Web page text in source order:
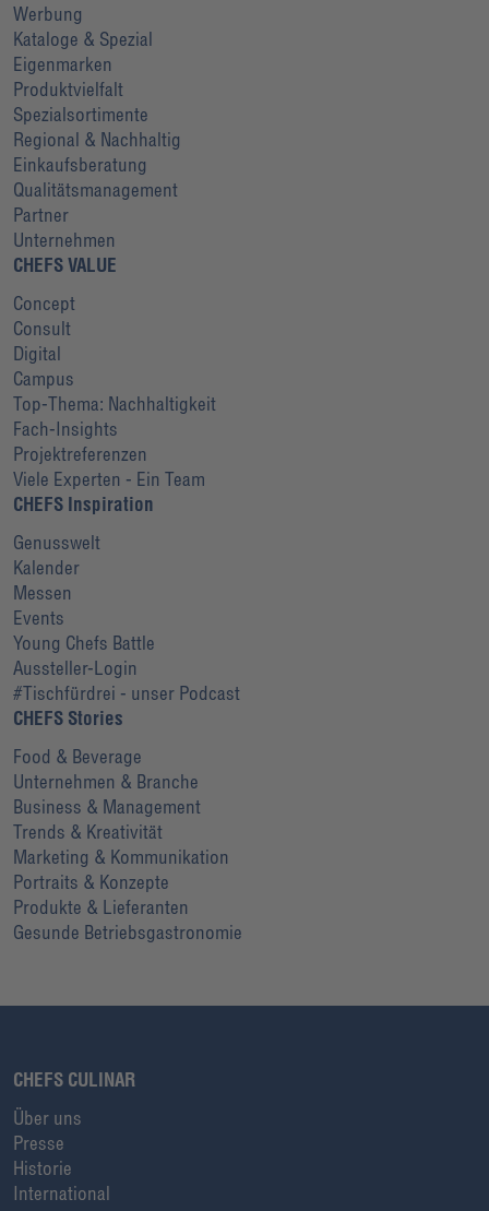
Werbung
Kataloge & Spezial
Eigenmarken
Produktvielfalt
Spezialsortimente
Regional & Nachhaltig
Einkaufsberatung
Qualitätsmanagement
Partner
Unternehmen
CHEFS VALUE
Concept
Consult
Digital
Campus
Top-Thema: Nachhaltigkeit
Fach-Insights
Projektreferenzen
Viele Experten - Ein Team
CHEFS Inspiration
Genusswelt
Kalender
Messen
Events
Young Chefs Battle
Aussteller-Login
#Tischfürdrei - unser Podcast
CHEFS Stories
Food & Beverage
Unternehmen & Branche
Business & Management
Trends & Kreativität
Marketing & Kommunikation
Portraits & Konzepte
Produkte & Lieferanten
Gesunde Betriebsgastronomie
CHEFS CULINAR
Über uns
Presse
Historie
International